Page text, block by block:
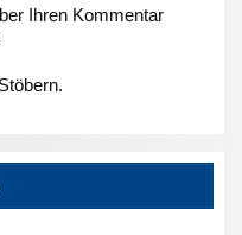
Ihren Kommentar